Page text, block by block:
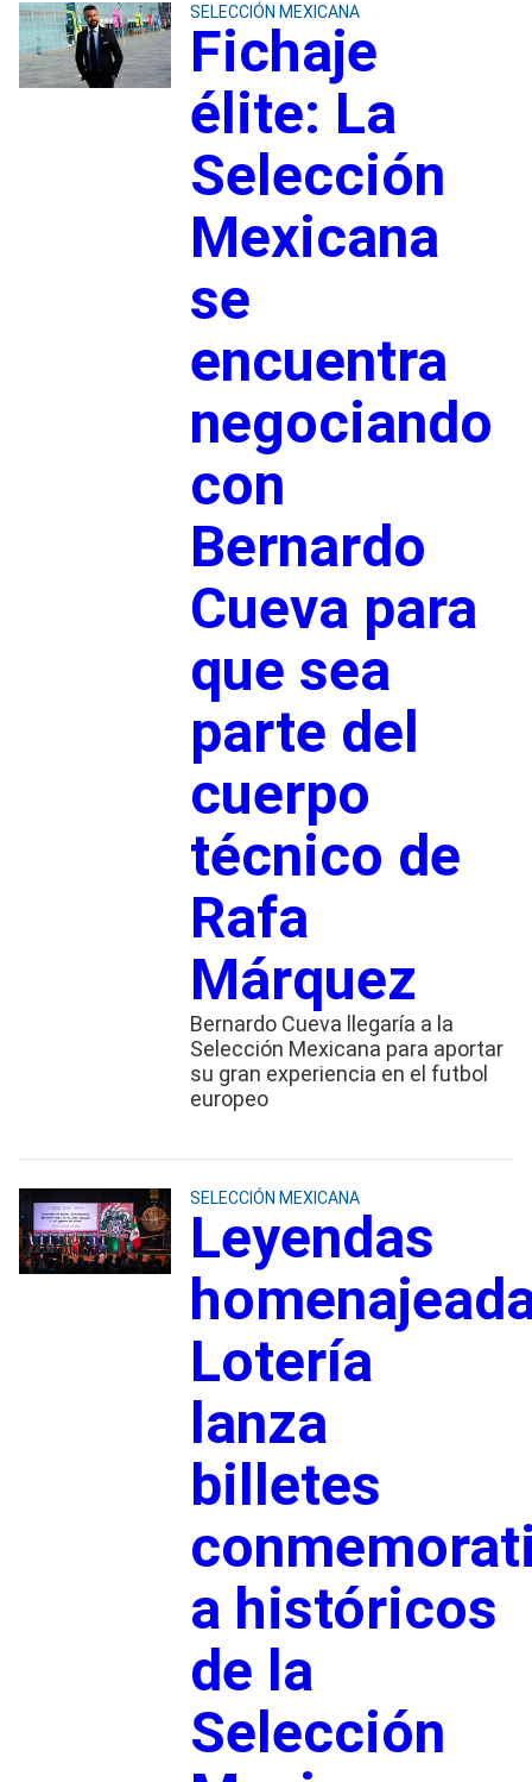
SELECCIÓN MEXICANA
Fichaje
élite: La
Selección
Mexicana
se
encuentra
negociando
con
Bernardo
Cueva para
que sea
parte del
cuerpo
técnico de
Rafa
Márquez
Bernardo Cueva llegaría a la
Selección Mexicana para aportar
su gran experiencia en el futbol
europeo
SELECCIÓN MEXICANA
Leyendas
Lotería
lanza
billetes
a históricos
de la
Selección